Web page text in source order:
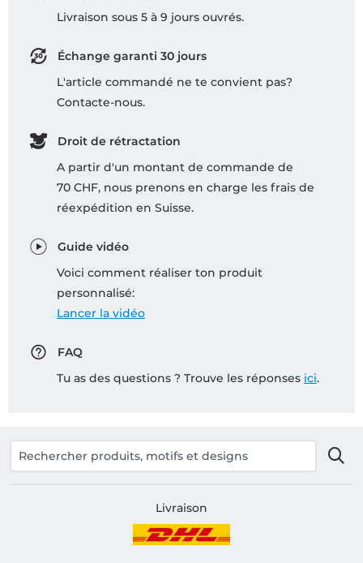
Livraison sous 5 à 9 jours ouvrés.
Échange garanti 30 jours
L'article commandé ne te convient pas?
Contacte-nous.
Droit de rétractation
A partir d'un montant de commande de
70 CHF, nous prenons en charge les frais de
réexpédition en Suisse.
Guide vidéo
Voici comment réaliser ton produit
personnalisé:
Lancer la vidéo
FAQ
Tu as des questions ? Trouve les réponses ici.
Livraison